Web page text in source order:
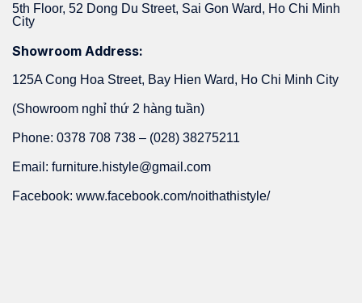
5th Floor, 52 Dong Du Street, Sai Gon Ward, Ho Chi Minh
City
Showroom Address:
125A Cong Hoa Street, Bay Hien Ward, Ho Chi Minh City
(Showroom nghỉ thứ 2 hàng tuần)
Phone: 0378 708 738 – (028) 38275211
Email: furniture.histyle@gmail.com
Facebook: www.facebook.com/noithathistyle/